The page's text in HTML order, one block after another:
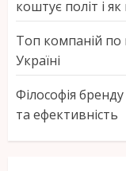
коштує політ і як
Топ компаній по
Україні
Філософія
та ефективність